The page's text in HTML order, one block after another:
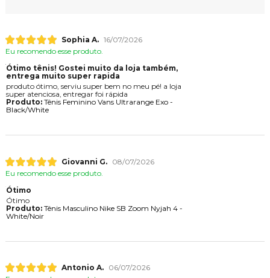
Sophia A. 16/07/2026
Eu recomendo esse produto.
Ótimo tênis! Gostei muito da loja também,
entrega muito super rapida
produto ótimo, serviu super bem no meu pé! a loja
super atenciosa, entregar foi rápida
Produto:Tênis Feminino Vans Ultrarange Exo -
Black/White
Giovanni G.
08/07/2026
Eu recomendo esse produto.
Ótimo
Ótimo
Produto:Tênis Masculino Nike SB Zoom Nyjah 4 -
White/Noir
Antonio A.
06/07/2026